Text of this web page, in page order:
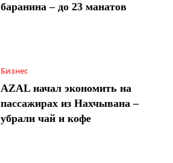
баранина – до 23 манатов
Бизнес
AZAL начал экономить на
пассажирах из Нахчывана –
убрали чай и кофе